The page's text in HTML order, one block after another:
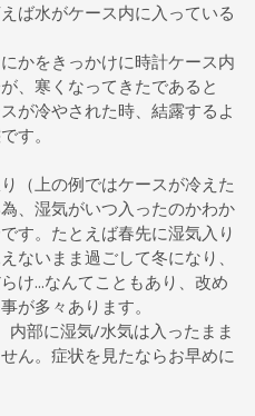
ば水がケース内に入っている
かをきっかけに時計ケース内
、寒くなってきたであると
が冷やされた時、結露するよ
す。
（上の例ではケースが冷えた
、湿気がいつ入ったのかわか
す。たとえば春先に湿気入り
ないまま過ごして冬になり、
け...なんてこともあり、改め
が多々あります。
部に湿気/水気は入ったまま
ん。症状を見たならお早めに